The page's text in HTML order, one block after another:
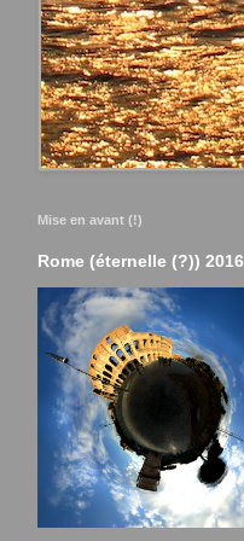
Mise en avant (!)
Rome (éternelle (?)) 2016